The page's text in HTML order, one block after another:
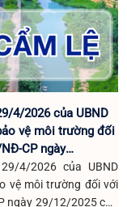
vệ môi trường đối
ngày
đối với